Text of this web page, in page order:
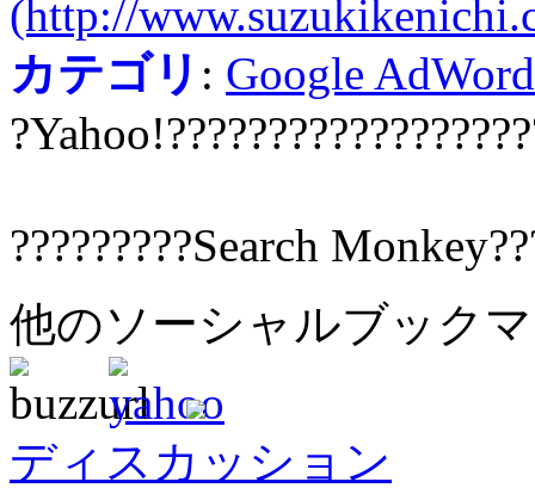
(http://
カテゴリ : Google
?????????Search
他のソーシャルブック
ディスカッション